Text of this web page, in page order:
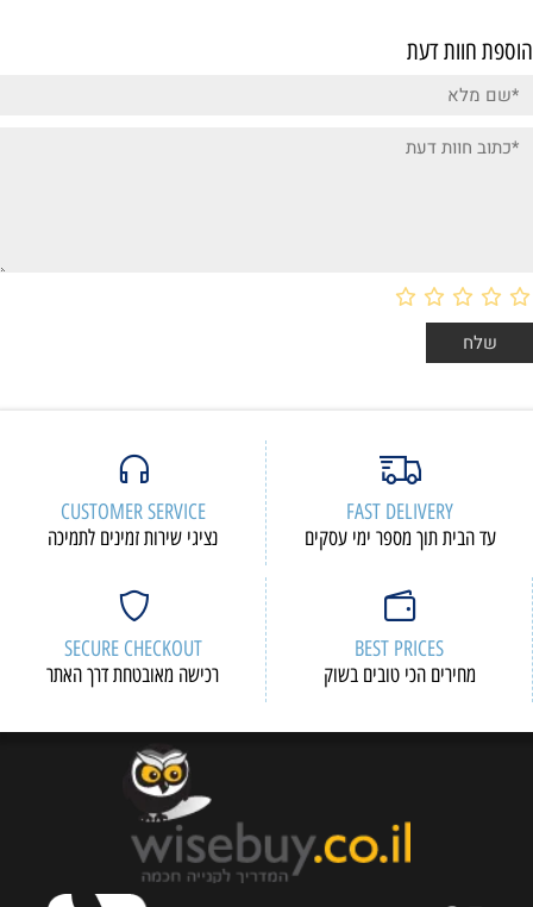
הוספת חוות דעת
FAST DELIVERY
עד הבית תוך מספר ימי עסקים
CUSTOMER SERVICE
נציגי שירות זמינים לתמיכה
BEST PRICES
מחירים הכי טובים בשוק
SECURE CHECKOUT
רכישה מאובטחת דרך האתר